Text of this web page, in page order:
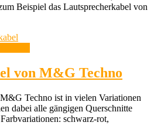
Beispiel das Lautsprecherkabel von
von M&G Techno
Techno ist in vielen Variationen
dabei alle gängigen Querschnitte
schwarz-rot,